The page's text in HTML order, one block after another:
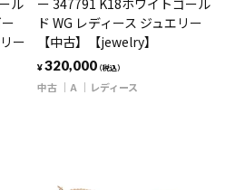
ル
ー
ー 347791 K18ホワイトゴール
ド WG レディース ジュエリー
【中古】【jewelry】
¥320,000（税込）
中古 A レディース